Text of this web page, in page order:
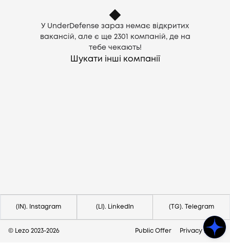
У UnderDefense зараз немає відкритих
вакансій, але є ще 2301
компаній, де на
тебе чекають!
Шукати інші компанії
(IN). Instagram (LI). LinkedIn (TG). Telegram
© Lezo 2023-2026 Public Offer Privacy Policy